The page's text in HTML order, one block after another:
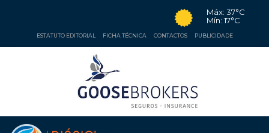
Máx: 37°C
Mín: 17°C
ESTATUTO EDITORIAL FICHA TÉCNICA CONTACTOS PUBLICIDADE